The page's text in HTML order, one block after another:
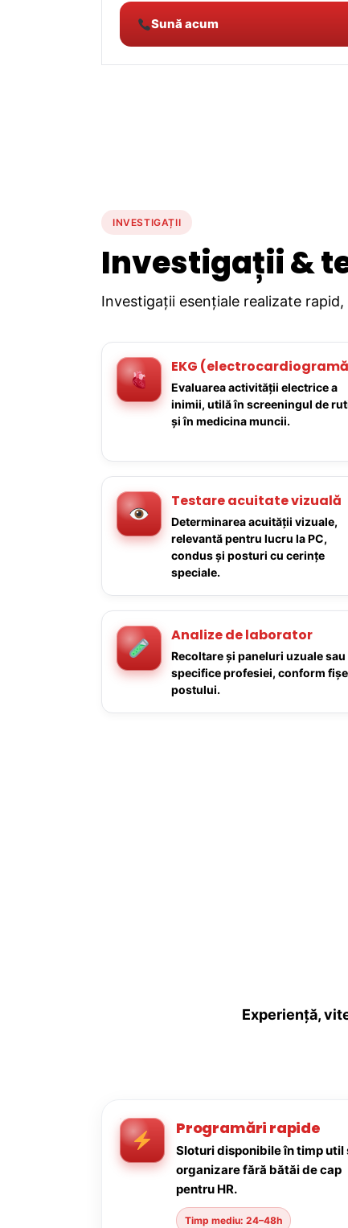
Sună acum
INVESTIGAȚII
Investigații &
Investigații esențiale realizate
EKG
Evaluarea activității electrice a
inimii, utilă în screeningul de
și în medicina muncii.
Testare acuitate vizuală
Determinarea acuității vizuale,
relevantă pentru lucru la PC,
condus și posturi cu cerințe
speciale.
Analize de laborator
Recoltare și paneluri uzuale sau
specifice profesiei, conform
postului.
Experiență,
Programări rapide
Sloturi disponibile în timp util
organizare fără bătăi de cap
pentru HR.
Timp mediu: 24–48h